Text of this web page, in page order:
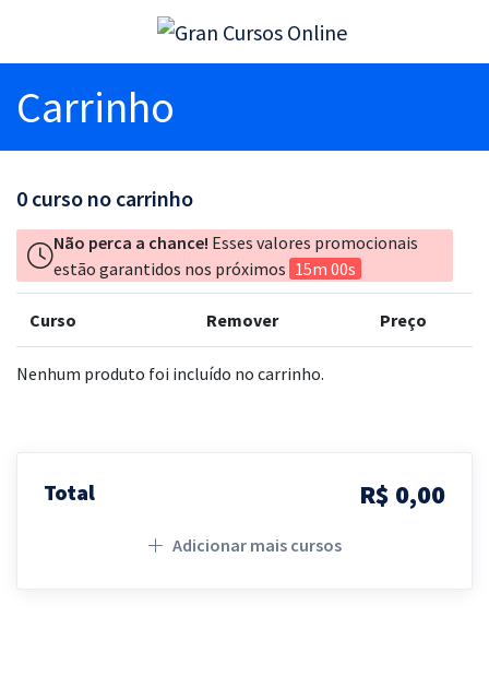
Carrinho
0 curso no carrinho
Não perca a chance! Esses valores promocionais
estão garantidos nos próximos 15m 00s
Curso Remover Preço
Nenhum produto foi incluído no carrinho.
Total R$ 0,00
Adicionar mais cursos